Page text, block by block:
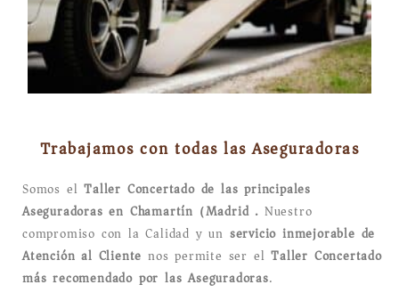
Trabajamos con todas las Aseguradoras
Somos elTaller Concertado de las principales
Aseguradoras en Chamartín (Madrid). Nuestro
compromiso con la Calidad y un servicio inmejorable de
Atención al Clientenos permite ser elTaller Concertado
más recomendado por las Aseguradoras.